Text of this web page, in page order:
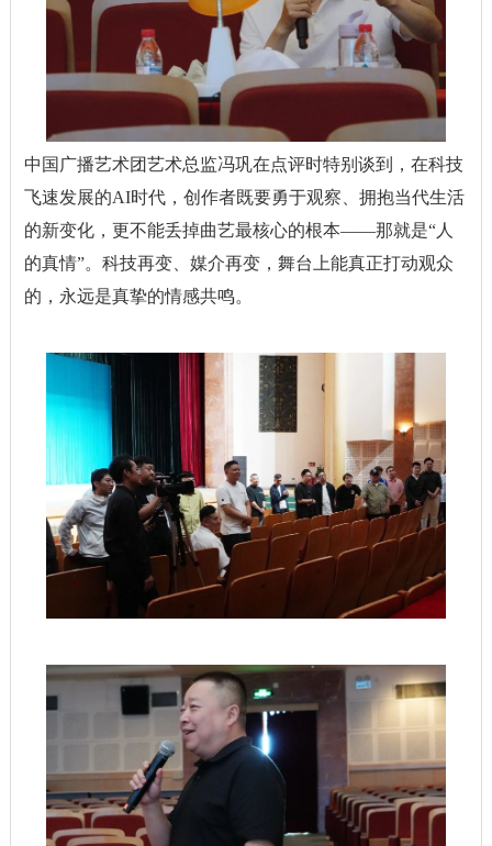
中国广播艺术团艺术总监冯巩在点评时特别谈到，在科技
飞速发展的AI时代，创作者既要勇于观察、拥抱当代生活
的新变化，更不能丢掉曲艺最核心的根本——那就是“人
的真情”。科技再变、媒介再变，舞台上能真正打动观众
的，永远是真挚的情感共鸣。